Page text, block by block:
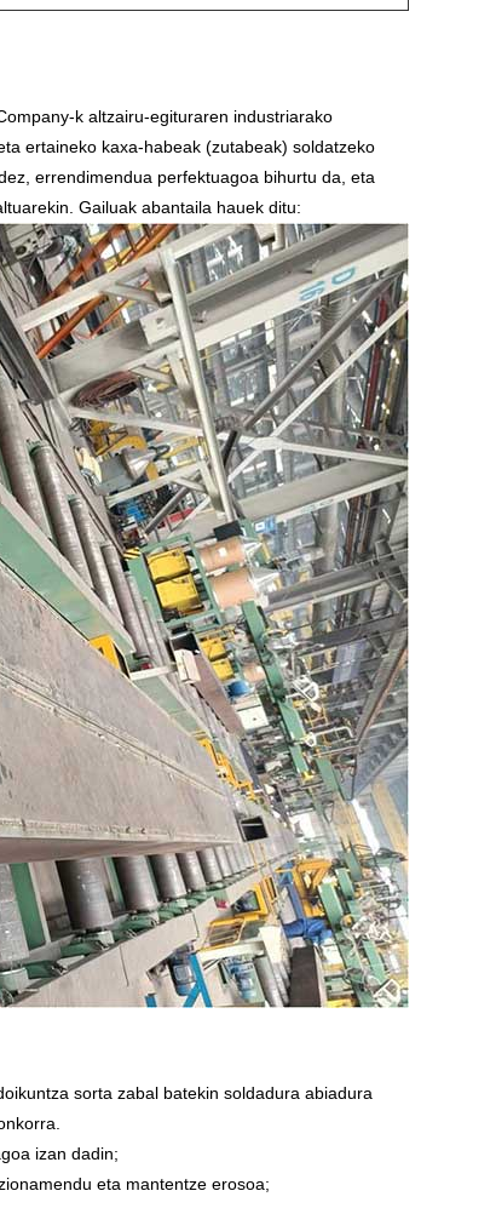
k altzairu-egituraren industriarako
ertaineko kaxa-habeak (zutabeak) soldatzeko
errendimendua perfektuagoa bihurtu da, eta
Gailuak abantaila hauek ditu:
sorta zabal batekin soldadura abiadura
izan dadin;
eta mantentze erosoa;